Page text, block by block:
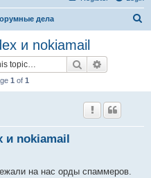
дела
и nokiamail
Search
1 of 1
и nokiamail
на нас орды спаммеров.